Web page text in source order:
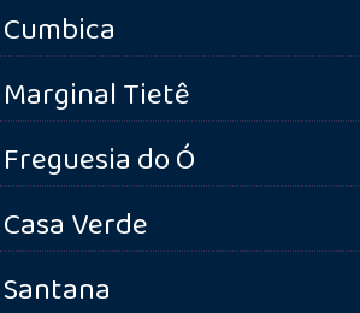
Cumbica
Marginal Tietê
Freguesia do Ó
Casa Verde
Santana